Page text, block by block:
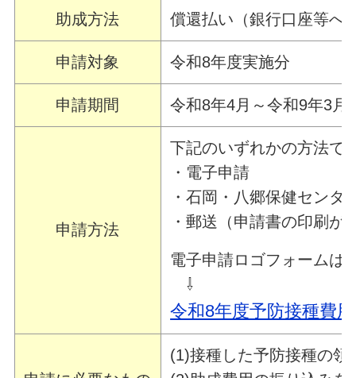
助成方法 償還払い（銀行口座等へ
申請対象 令和8年度実施分
申請期間 令和8年4月～令和9年3月
申請方法
下記のいずれかの方法で
・電子申請
・石岡・八郷保健センタ
・郵送（申請書の印刷
電子申請ロゴフォームは
⇩
令和8年度予防接種費
(1)接種した予防接種の領